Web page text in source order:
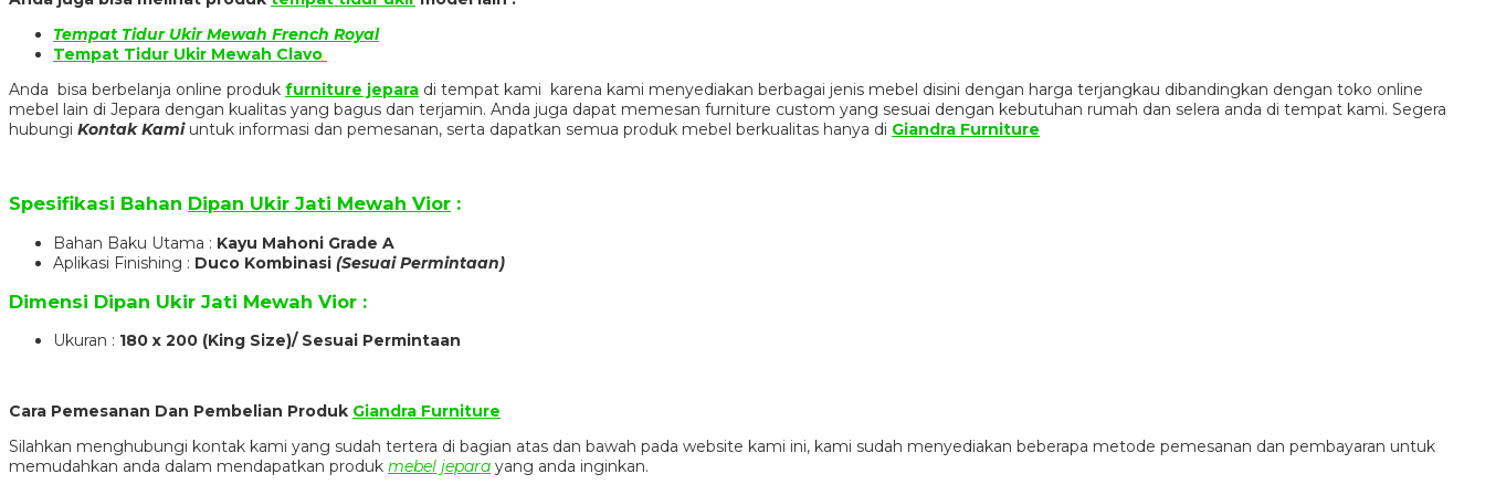
Tempat Tidur Ukir Mewah French Royal
Tempat Tidur Ukir Mewah Clavo
Anda bisa berbelanja online produk furniture jepara di tempat kami karena kami menyediakan berbagai jenis mebel disini dengan harga terjangkau dibandingkan dengan toko online
mebel lain di Jepara dengan kualitas yang bagus dan terjamin. Anda juga dapat memesan furniture custom yang sesuai dengan kebutuhan rumah dan selera anda di tempat kami. Segera
hubungi Kontak Kamiuntuk informasi dan pemesanan, serta dapatkan semua produk mebel berkualitas hanya di Giandra Furniture
Spesifikasi Bahan Dipan Ukir Jati Mewah Vior :
Bahan Baku Utama : Kayu Mahoni Grade A
Aplikasi Finishing : Duco Kombinasi (Sesuai Permintaan)
Dimensi Dipan Ukir Jati Mewah Vior :
Ukuran : 180 x 200 (King Size)/ Sesuai Permintaan
Cara Pemesanan Dan Pembelian Produk Giandra Furniture
Silahkan menghubungi kontak kami yang sudah tertera di bagian atas dan bawah pada website kami ini, kami sudah menyediakan beberapa metode pemesanan dan pembayaran untuk
memudahkan anda dalam mendapatkan produk mebel jepara yang anda inginkan.